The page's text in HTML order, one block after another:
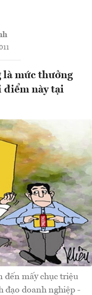
là mức thưởng
điểm này tại
đến mấy chục triệu
đạo doanh nghiệp -